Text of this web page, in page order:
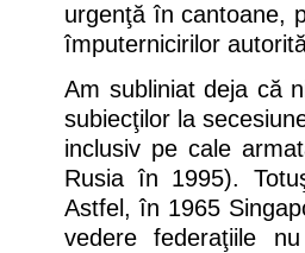
urgenţă în cantoane,
împuternicirilor
Am subliniat deja că
subiecţilor la
inclusiv pe cale
Rusia în 1995).
Astfel, în 1965
vedere federaţiile